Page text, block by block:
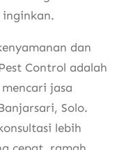
inginkan.
dan
Control adalah
jasa
Solo.
lebih